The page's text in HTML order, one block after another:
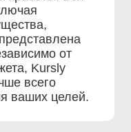
от
Kursly
всего
ваших целей.